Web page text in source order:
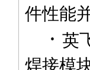
件性能
· 英
焊接模